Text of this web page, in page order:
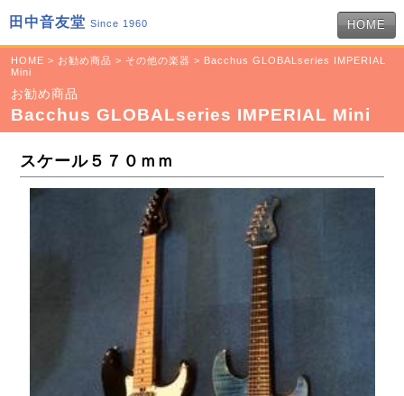
田中音友堂 Since 1960 HOME
HOME > お勧め商品 > その他の楽器 > Bacchus GLOBALseries IMPERIAL
Mini
お勧め商品
Bacchus GLOBALseries IMPERIAL Mini
スケール５７０ｍｍ